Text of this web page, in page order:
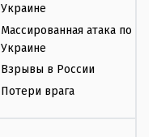
Украине
Массированная атака по
Украине
Взрывы в России
Потери врага